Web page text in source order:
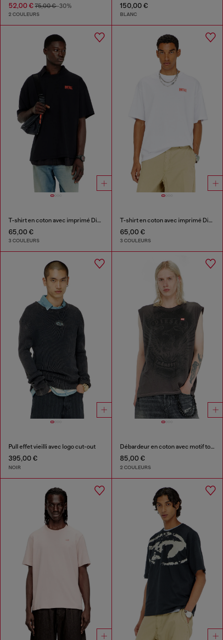
52,00 € 75,00 €-30%
2 COULEURS
150,00 €
BLANC
T-shirt en coton avec imprimé Diesel Biscotto
65,00 €
3 COULEURS
T-shirt en coton avec imprimé Diesel Biscotto
65,00 €
3 COULEURS
Pull effet vieilli avec logo cut-out
395,00 €
NOIR
Débardeur en coton avec motif ton sur ton
85,00 €
2 COULEURS